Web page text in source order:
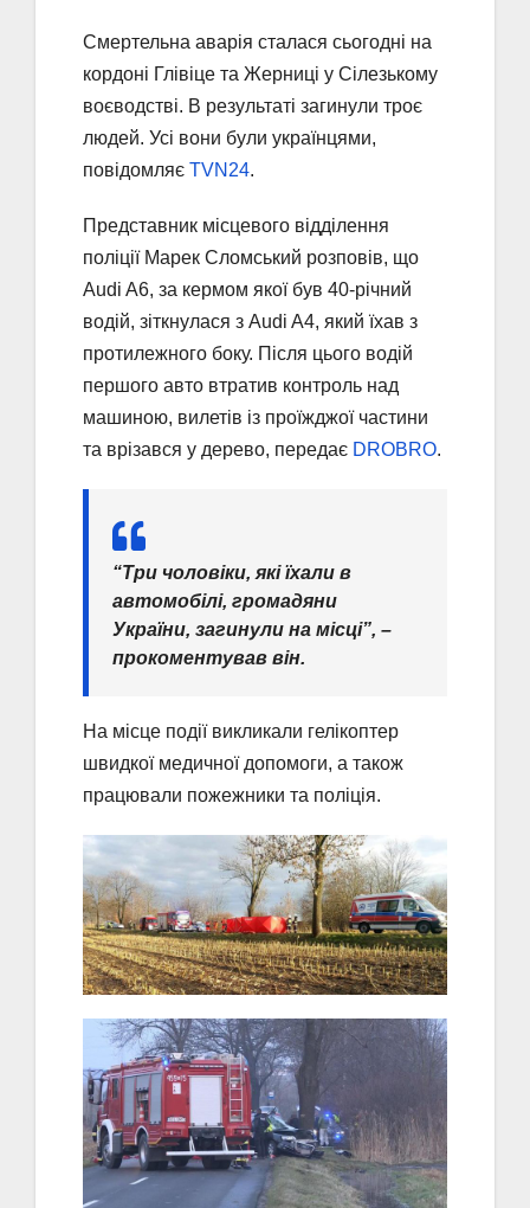
Смертельна аварія сталася сьогодні на
кордоні Глівіце та Жерниці у Сілезькому
воєводстві. В результаті загинули троє
людей. Усі вони були українцями,
повідомляє TVN24.
Представник місцевого відділення
поліції Марек Сломський розповів, що
Audi A6, за кермом якої був 40-річний
водій, зіткнулася з Audi A4, який їхав з
протилежного боку. Після цього водій
першого авто втратив контроль над
машиною, вилетів із проїжджої частини
та врізався у дерево, передає DROBRO.
“Три чоловіки, які їхали в
автомобілі, громадяни
України, загинули на місці”, –
прокоментував він.
На місце події викликали гелікоптер
швидкої медичної допомоги, а також
працювали пожежники та поліція.